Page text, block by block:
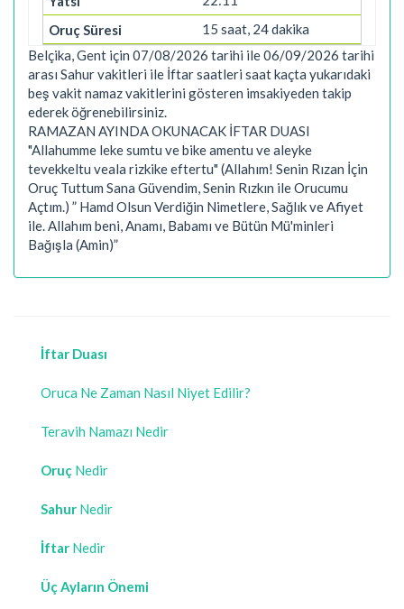
15 saat, 24 dakika
Belçika, Gent için 07/08/2026 tarihi ile 06/09/2026 tarihi
arası Sahur vakitleri ile İftar saatleri saat kaçta yukarıdaki
beş vakit namaz vakitlerini gösteren imsakiyeden takip
ederek öğrenebilirsiniz.
RAMAZAN AYINDA OKUNACAK İFTAR DUASI
"Allahumme leke sumtu ve bike amentu ve aleyke
tevekkeltu veala rizkike eftertu" (Allahım! Senin Rızan İçin
Oruç Tuttum Sana Güvendim, Senin Rızkın ile Orucumu
Açtım.) ” Hamd Olsun Verdiğin Nimetlere, Sağlık ve Afiyet
ile. Allahım beni, Anamı, Babamı ve Bütün Mü'minleri
Bağışla (Amin)”
İftar Duası
Oruca Ne Zaman Nasıl Niyet Edilir?
Teravih Namazı Nedir
Oruç Nedir
Sahur Nedir
İftar Nedir
Üç Ayların Önemi